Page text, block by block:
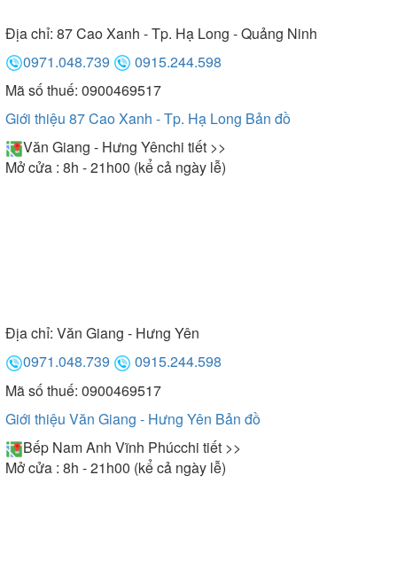
Địa chỉ: 87 Cao Xanh - Tp. Hạ Long - Quảng Ninh
0971.048.739
0915.244.598
Mã số thuế: 0900469517
Giới thiệu 87 Cao Xanh - Tp. Hạ Long Bản đồ
Văn Giang - Hưng Yênchi tiết >>
Mở cửa : 8h - 21h00 (kể cả ngày lễ)
Địa chỉ: Văn Giang - Hưng Yên
0971.048.739
0915.244.598
Mã số thuế: 0900469517
Giới thiệu Văn Giang - Hưng Yên Bản đồ
Bếp Nam Anh Vĩnh Phúcchi tiết >>
Mở cửa : 8h - 21h00 (kể cả ngày lễ)